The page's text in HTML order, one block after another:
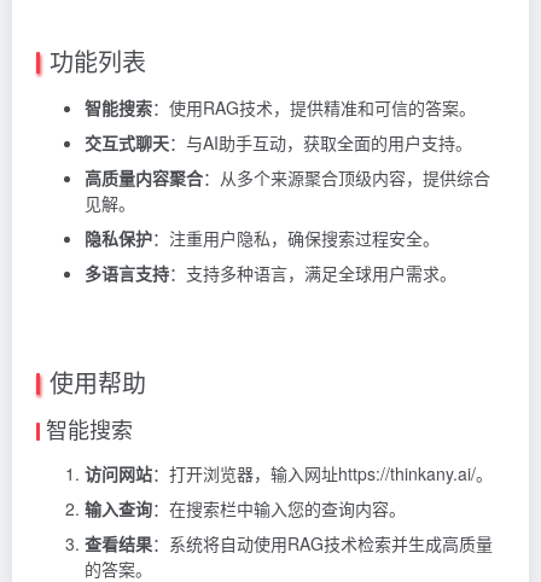
功能列表
智能搜索：使用RAG技术，提供精准和可信的答案。
交互式聊天：与AI助手互动，获取全面的用户支持。
高质量内容聚合：从多个来源聚合顶级内容，提供综合
见解。
隐私保护：注重用户隐私，确保搜索过程安全。
多语言支持：支持多种语言，满足全球用户需求。
使用帮助
智能搜索
访问网站：打开浏览器，输入网址https://thinkany.ai/。
输入查询：在搜索栏中输入您的查询内容。
查看结果：系统将自动使用RAG技术检索并生成高质量
的答案。